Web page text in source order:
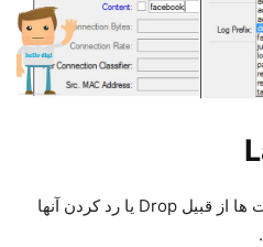
کاربرد این بخش جهت کنترل پکت ها از قبیل Drop یا رد کردن آنها